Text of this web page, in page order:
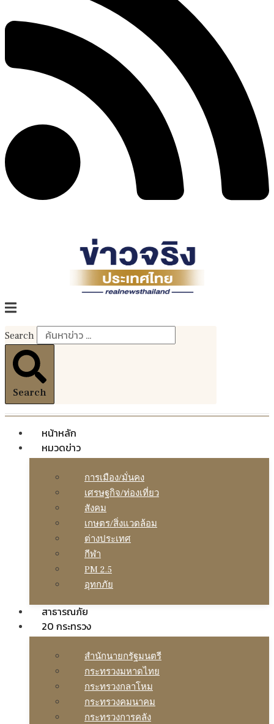
Search
Search
หน้าหลัก
หมวดข่าว
การเมือง/มั่นคง
เศรษฐกิจ/ท่องเที่ยว
สังคม
เกษตร/สิ่งแวดล้อม
ต่างประเทศ
กีฬา
PM 2.5
อุทกภัย
สาธารณภัย
20 กระทรวง
สํานักนายกรัฐมนตรี
กระทรวงมหาดไทย
กระทรวงกลาโหม
กระทรวงคมนาคม
กระทรวงการคลัง